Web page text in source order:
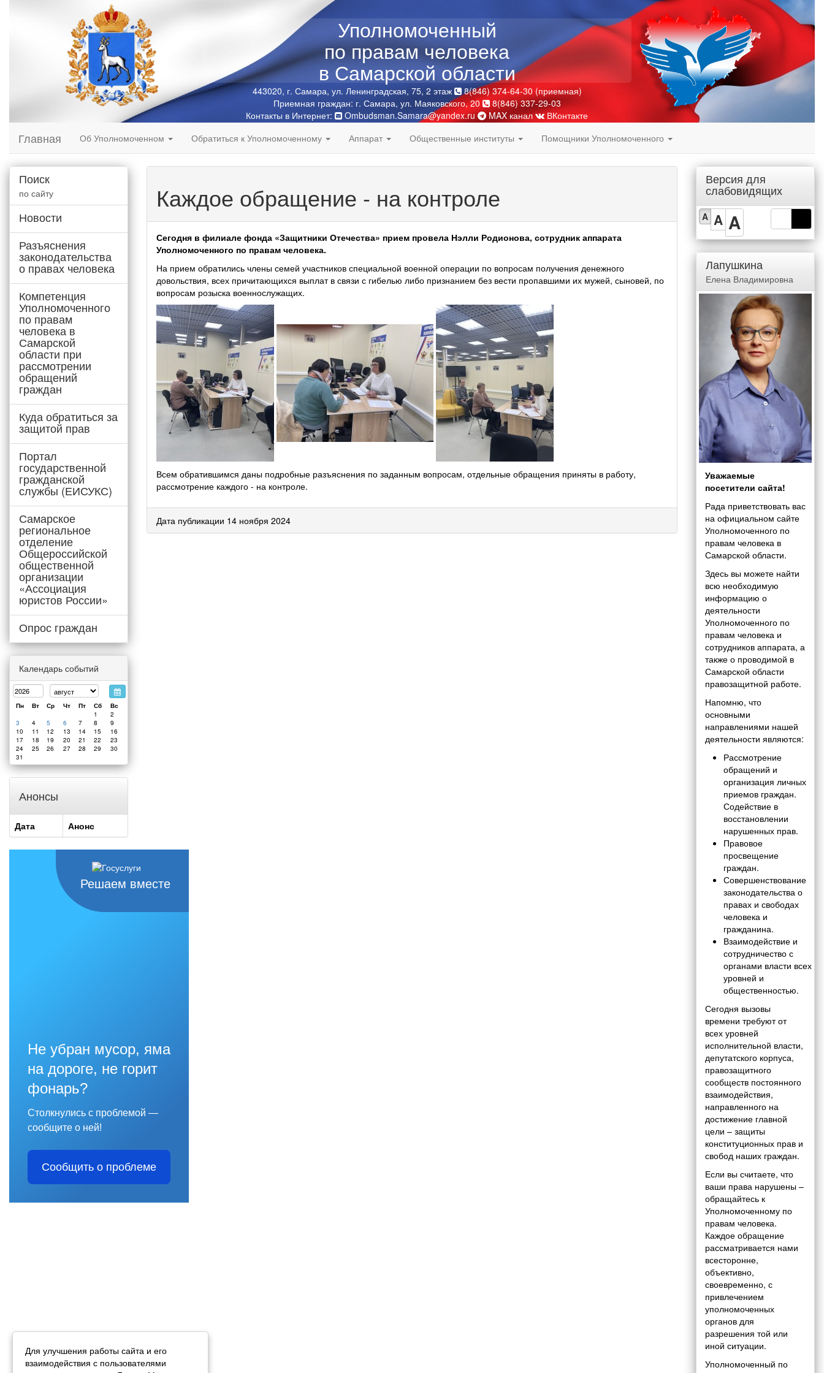
Уполномоченный
по правам человека
в Самарской области
443020, г. Самара, ул. Ленинградская, 75, 2 этаж
8(846) 374-64-30 (приемная)
Приемная граждан: г. Самара, ул. Маяковского, 20
8(846) 337-29-03
Контакты в Интернет:
Ombudsman.Samara@yandex.ru MAX канал ВКонтакте
Главная Об Уполномоченном Обратиться к Уполномоченному Аппарат Общественные институты Помощники Уполномоченного
Поиск
по сайту
Новости
Разъяснения
законодательства
о правах человека
Компетенция
Уполномоченного
по правам
человека в
Самарской
области при
рассмотрении
обращений
граждан
Куда обратиться за
защитой прав
Портал
государственной
гражданской
службы (ЕИСУКС)
Самарское
региональное
отделение
Общероссийской
общественной
организации
«Ассоциация
юристов России»
Опрос граждан
Календарь событий
Пн Вт Ср Чт Пт Сб
Вс
1
2
3
4 5 6 7 8
9
10
11 12 13 14 15
16
17
18 19 20 21 22
23
24
25 26 27 28 29
30
31
Анонсы
Дата Анонс
Решаем вместе
Не убран мусор, яма
на дороге, не горит
фонарь?
Столкнулись с проблемой —
сообщите о ней!
Сообщить о проблеме
Каждое обращение - на контроле
Сегодня в филиале фонда «Защитники Отечества» прием провела Нэлли Родионова, сотрудник аппарата
Уполномоченного по правам человека.
На прием обратились члены семей участников специальной военной операции по вопросам получения денежного
довольствия, всех причитающихся выплат в связи с гибелью либо признанием без вести пропавшими их мужей, сыновей, по
вопросам розыска военнослужащих.
Всем обратившимся даны подробные разъяснения по заданным вопросам, отдельные обращения приняты в работу,
рассмотрение каждого - на контроле.
Дата публикации 14 ноября 2024
Версия для
слабовидящих
A A A
Лапушкина
Елена Владимировна
Уважаемые
посетители сайта!
Рада приветствовать вас
на официальном сайте
Уполномоченного по
правам человека в
Самарской области.
Здесь вы можете найти
всю необходимую
информацию о
деятельности
Уполномоченного по
правам человека и
сотрудников аппарата, а
также о проводимой в
Самарской области
правозащитной работе.
Напомню, что
основными
направлениями нашей
деятельности являются:
Рассмотрение
обращений и
организация личных
приемов граждан.
Содействие в
восстановлении
нарушенных прав.
Правовое
просвещение
граждан.
Совершенствование
законодательства о
правах и свободах
человека и
гражданина.
Взаимодействие и
сотрудничество с
органами власти всех
уровней и
общественностью.
Сегодня вызовы
времени требуют от
всех уровней
исполнительной власти,
депутатского корпуса,
правозащитного
сообществ постоянного
взаимодействия,
направленного на
достижение главной
цели – защиты
конституционных прав и
свобод наших граждан.
Если вы считаете, что
ваши права нарушены –
обращайтесь к
Уполномоченному по
правам человека.
Каждое обращение
рассматривается нами
всесторонне,
объективно,
своевременно, с
привлечением
уполномоченных
органов для
разрешения той или
иной ситуации.
Уполномоченный по
Для улучшения работы сайта и его
взаимодействия с пользователями